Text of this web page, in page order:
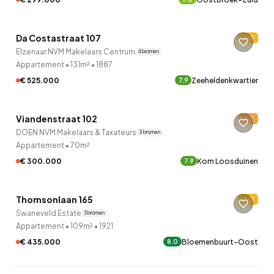
9 uur geleden ontdekt
Da Costastraat 107 D
Elzenaar NVM Makelaars Centrum 4 bronnen
Appartement • 131m² • 1887
€ 525.000
7.9 Zeeheldenkwartier
9 uur geleden ontdekt
Viandenstraat 102 E
DOEN NVM Makelaars & Taxateurs 3 bronnen
Appartement • 70m²
€ 300.000
7.9 Kom Loosduinen
9 uur geleden ontdekt
Thomsonlaan 165 D
Swaneveld Estate 5 bronnen
Appartement • 109m² • 1921
€ 435.000
8.0 Bloemenbuurt-Oost